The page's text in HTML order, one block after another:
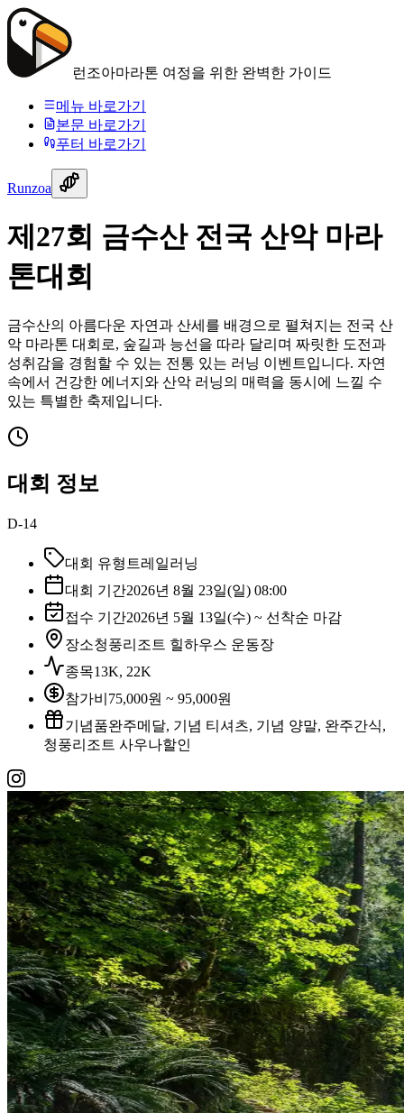
런조아마라톤 여정을 위한 완벽한 가이드
메뉴 바로가기
본문 바로가기
푸터 바로가기
Runzoa
제27회 금수산 전국 산악 마라
톤대회
금수산의 아름다운 자연과 산세를 배경으로 펼쳐지는 전국 산
악 마라톤 대회로, 숲길과 능선을 따라 달리며 짜릿한 도전과
성취감을 경험할 수 있는 전통 있는 러닝 이벤트입니다. 자연
속에서 건강한 에너지와 산악 러닝의 매력을 동시에 느낄 수
있는 특별한 축제입니다.
대회 정보
D-14
대회 유형 트레일러닝
대회 기간2026년 8월 23일(일) 08:00
접수 기간2026년 5월 13일(수) ~ 선착순 마감
장소청풍리조트 힐하우스 운동장
종목13K, 22K
참가비 75,000원 ~ 95,000원
기념품완주메달, 기념 티셔츠, 기념 양말, 완주간식,
청풍리조트 사우나할인